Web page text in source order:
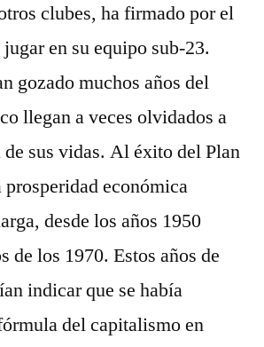
clubes, ha firmado por el
en su equipo sub-23.
gozado muchos años del
llegan a veces olvidados a
sus vidas. Al éxito del Plan
prosperidad económica
desde los años 1950
de los 1970. Estos años de
indicar que se había
del capitalismo en